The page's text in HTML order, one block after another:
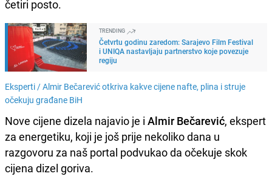
četiri posto.
TRENDING
Četvrtu godinu zaredom: Sarajevo Film Festival
i UNIQA nastavljaju partnerstvo koje povezuje
regiju
Eksperti /Almir Bečarević otkriva kakve cijene nafte, plina i struje
očekuju građane BiH
Nove cijene dizela najavio je i Almir Bečarević, ekspert
za energetiku, koji je još prije nekoliko dana u
razgovoru za naš portal podvukao da očekuje skok
cijena dizel goriva.